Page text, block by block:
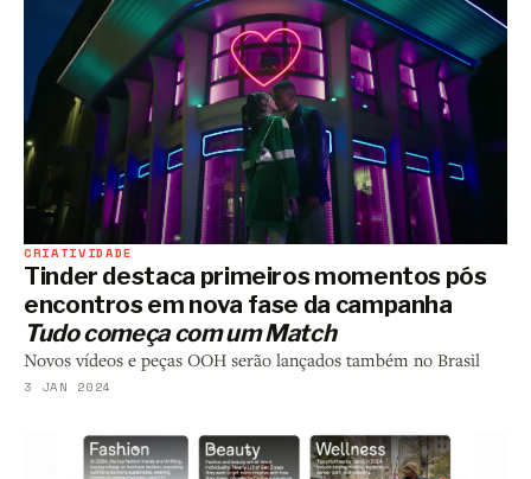
CRIATIVIDADE
Tinder destaca primeiros momentos pós
encontros em nova fase da campanha
Tudo começa com um Match
Novos vídeos e peças OOH serão lançados também no Brasil
3 JAN 2024